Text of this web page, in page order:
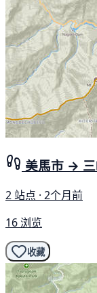
美馬市 →
2 站点 · 2个月前
16 浏览
收藏